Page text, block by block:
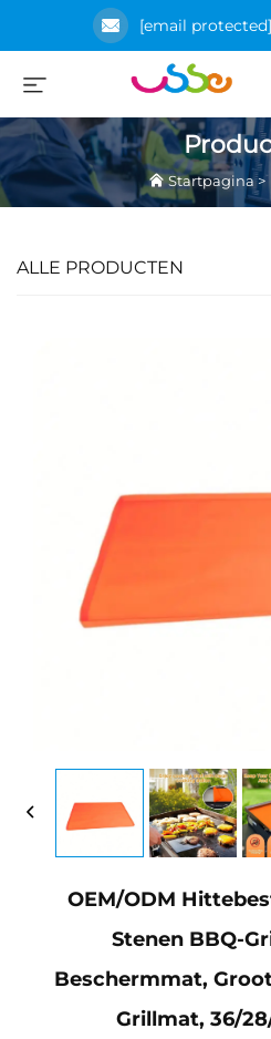
[email protected]
Startpagina>
ALLE PRODUCTEN
OEM/ODM
Stenen BBQ-
Beschermmat,
Grillmat, 36/